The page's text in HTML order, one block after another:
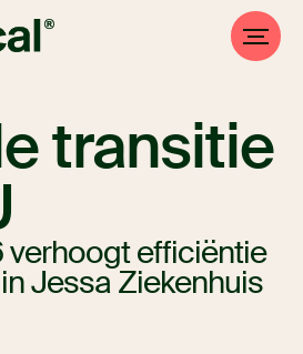
transitie
verhoogt efficiëntie
Jessa Ziekenhuis